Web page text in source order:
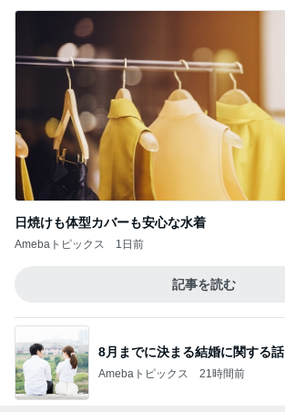
日焼けも体型カバーも安心な水着
Amebaトピックス 1日前
記事を読む
8月までに決まる結婚に関する話
Amebaトピックス 21時間前